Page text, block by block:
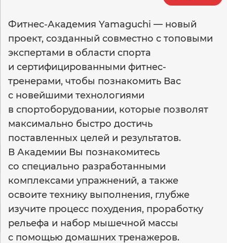
Фитнес-Академия Yamaguchi — новый
проект, созданный совместно с топовыми
экспертами в области спорта
и сертифицированными фитнес-
тренерами, чтобы познакомить Вас
с новейшими технологиями
в спортоборудовании, которые позволят
максимально быстро достичь
поставленных целей и результатов.
В Академии Вы познакомитесь
со специально разработанными
комплексами упражнений, а также
освоите технику выполнения, глубже
изучите процесс похудения, проработку
рельефа и набор мышечной массы
с помощью домашних тренажеров.